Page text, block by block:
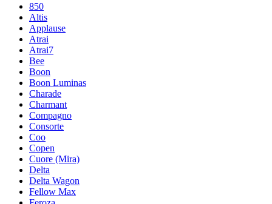
850
Altis
Applause
Atrai
Atrai7
Bee
Boon
Boon Luminas
Charade
Charmant
Compagno
Consorte
Coo
Copen
Cuore (Mira)
Delta
Delta Wagon
Fellow Max